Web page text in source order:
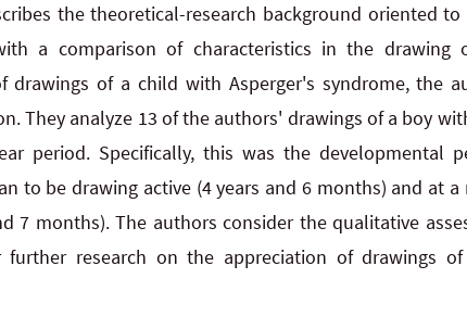
the theoretical-research background oriented
a comparison of characteristics in the
drawings of a child with Asperger's syndrome, the
They analyze 13 of the authors' drawings of a boy
period. Specifically, this was the developmental
to be drawing active (4 years and 6 months) and at
7 months). The authors consider the qualitative
research on the appreciation of drawings